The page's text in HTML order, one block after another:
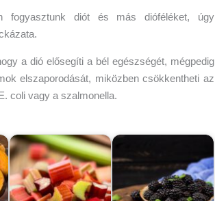
fogyasztunk diót és más dióféléket, úgy
a dió elősegíti a bél egészségét, mégpedig
elszaporodását, miközben csökkentheti az
coli vagy a szalmonella.